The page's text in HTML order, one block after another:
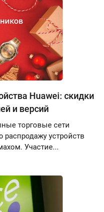
Huawei: скидки
и версий
торговые сети
устройств
Участие...